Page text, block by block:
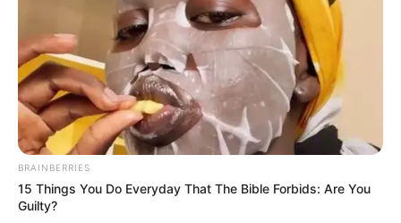
BRAINBERRIES
15 Things You Do Everyday That The Bible Forbids: Are You
Guilty?